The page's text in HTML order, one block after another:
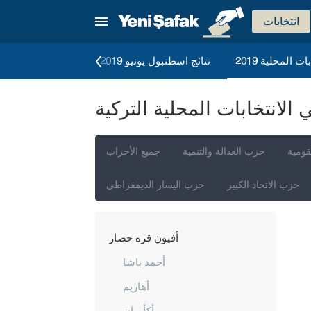
انتخابات
نتائج اسطنبول يونيو 2019 المحلية 2019
المحلية التركية
جميع الأحزاب حزب العدالة والتنمية
حزب اليسار الديمقراطي حزب الاتحاد الكبير
إسطنبول
أضنة
أفيون قره حصار
أحمد باشا
أهاريم